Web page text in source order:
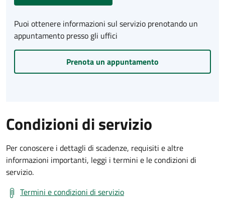
Puoi ottenere informazioni sul servizio prenotando un
appuntamento presso gli uffici
Prenota un appuntamento
Condizioni di servizio
Per conoscere i dettagli di scadenze, requisiti e altre
informazioni importanti, leggi i termini e le condizioni di
servizio.
Termini e condizioni di servizio